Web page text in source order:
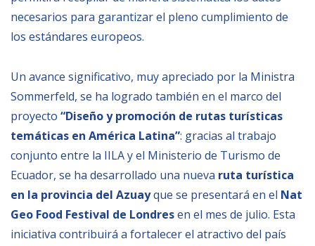
necesarios para garantizar el pleno cumplimiento de
los estándares europeos.
Un avance significativo, muy apreciado por la Ministra
Sommerfeld, se ha logrado también en el marco del
proyecto “Diseño y promoción de rutas turísticas
temáticas en América Latina”: gracias al trabajo
conjunto entre la IILA y el Ministerio de Turismo de
Ecuador, se ha desarrollado una nueva ruta turística
en la provincia del Azuayque se presentará en el Nat
Geo Food Festival de Londresen el mes de julio. Esta
iniciativa contribuirá a fortalecer el atractivo del país